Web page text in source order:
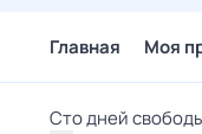
Главная Моя
Сто дней